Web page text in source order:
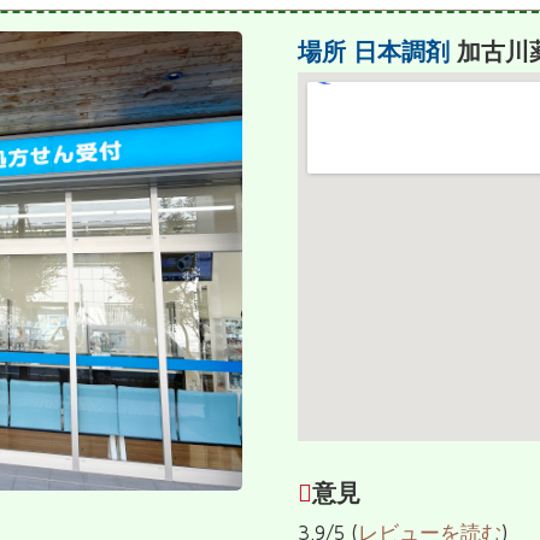
場所 日本調剤 加古川
意見
3.9/5 (レビューを読む)